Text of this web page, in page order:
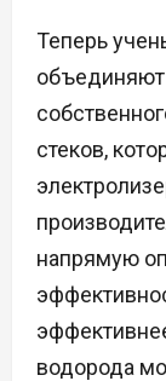
Теперь
объединяют
стеков,
напрямую
водорода